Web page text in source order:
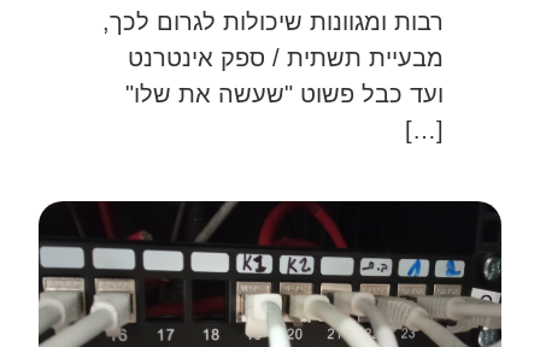
רבות ומגוונות שיכולות לגרום לכך,
מבעיית תשתית / ספק אינטרנט
ועד כבל פשוט "שעשה את שלו"
[…]